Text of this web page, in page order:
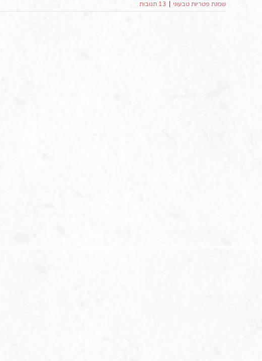
שמנת פטריות טבעוני
13 תגובות